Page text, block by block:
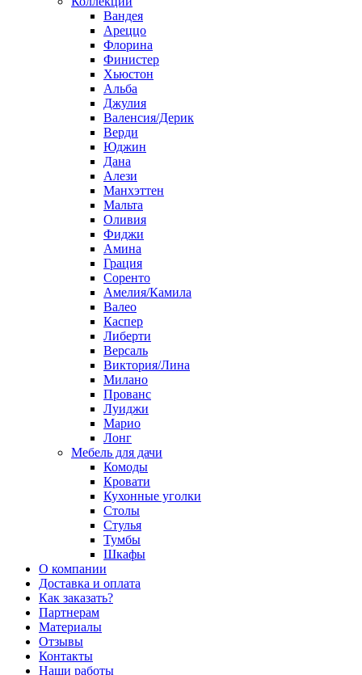
Вандея
Ареццо
Флорина
Финистер
Хьюстон
Альба
Джулия
Валенсия/Дерик
Верди
Юджин
Дана
Алези
Манхэттен
Мальта
Оливия
Фиджи
Амина
Грация
Соренто
Амелия/Камила
Валео
Каспер
Либерти
Версаль
Виктория/Лина
Милано
Прованс
Луиджи
Марио
Лонг
Мебель для дачи
Комоды
Кровати
Кухонные уголки
Столы
Стулья
Тумбы
Шкафы
О компании
Доставка и оплата
Как заказать?
Партнерам
Материалы
Отзывы
Контакты
Наши работы